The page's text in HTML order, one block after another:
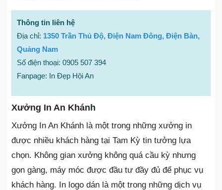
Thông tin liên hệ
Địa chỉ: 1350 Trần Thủ Độ, Điện Nam Đông, Điện Bàn,
Quảng Nam
Số điện thoại: 0905 507 394
Fanpage: In Đẹp Hội An
Xưởng In An Khánh
Xưởng In An Khánh là một trong những xưởng in
được nhiều khách hàng tại Tam Kỳ tin tưởng lựa
chọn. Không gian xưởng không quá cầu kỳ nhưng
gọn gàng, máy móc được đầu tư đầy đủ để phục vụ
khách hàng. In logo dán là một trong những dịch vụ